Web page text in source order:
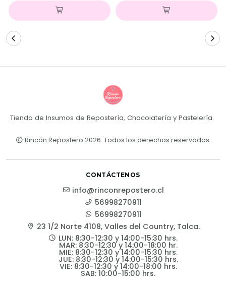
Tienda de Insumos de Repostería, Chocolatería y Pastelería.
Rincón Repostero 2026. Todos los derechos reservados.
CONTÁCTENOS
info@rinconrepostero.cl
56998270911
56998270911
23 1/2 Norte 4108, Valles del Country, Talca.
LUN: 8:30-12:30 y 14:00-15:30 hrs.
MAR: 8:30-12:30 y 14:00-18:00 hr.
MIE: 8:30-12:30 y 14:00-15:30 hrs.
JUE: 8:30-12:30 y 14:00-15:30 hrs.
VIE: 8:30-12:30 y 14:00-18:00 hrs.
SAB: 10:00-15:00 hrs.